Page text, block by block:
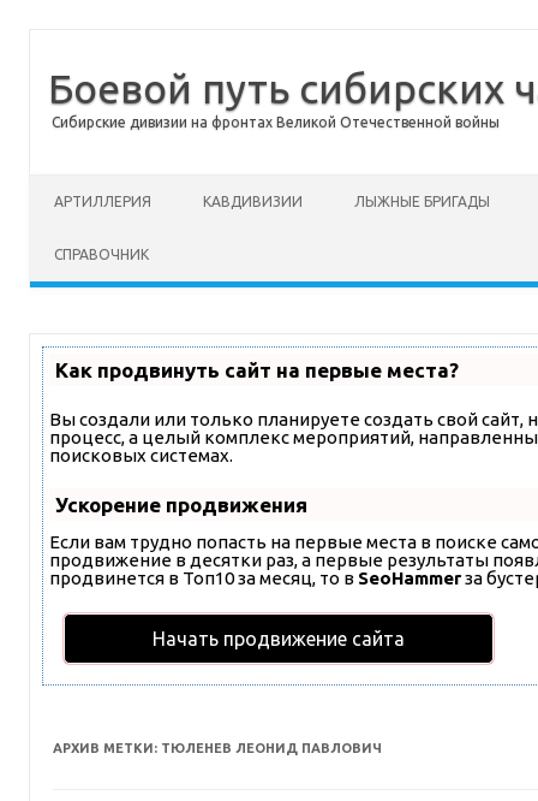
Боевой путь сибирских
Сибирские дивизии на фронтах Великой Отечественной войны
АРТИЛЛЕРИЯ КАВДИВИЗИИ ЛЫЖНЫЕ БРИГАДЫ
СПРАВОЧНИК
Как продвинуть сайт на первые места?
Вы создали или только планируете создать свой
процесс, а целый комплекс мероприятий,
поисковых системах.
Ускорение продвижения
Если вам трудно попасть на первые места в поиске
продвижение в десятки раз, а первые результаты
продвинется в Топ10 за месяц, то в SeoHammerза
Начать продвижение сайта
АРХИВ МЕТКИ: ТЮЛЕНЕВ ЛЕОНИД ПАВЛОВИЧ